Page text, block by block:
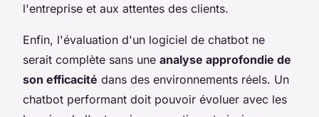
l'entreprise et aux attentes des clients.
Enfin, l'évaluation d'un logiciel de chatbot ne
serait complète sans une analyse approfondie de
son efficacité dans des environnements réels. Un
chatbot performant doit pouvoir évoluer avec les